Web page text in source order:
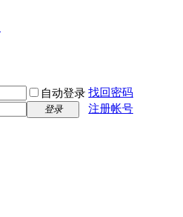
自动登录 找回密码
登录 注册帐号